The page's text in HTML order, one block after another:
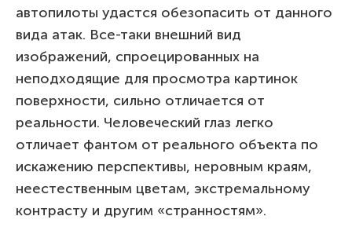
автопилоты удастся обезопасить от данного
вида атак. Все-таки внешний вид
изображений, спроецированных на
неподходящие для просмотра картинок
поверхности, сильно отличается от
реальности. Человеческий глаз легко
отличает фантом от реального объекта по
искажению перспективы, неровным краям,
неестественным цветам, экстремальному
контрасту и другим «странностям».